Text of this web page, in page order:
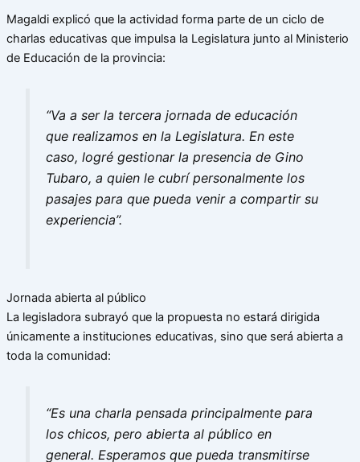
Magaldi explicó que la actividad forma parte de un ciclo de
charlas educativas que impulsa la Legislatura junto al Ministerio
de Educación de la provincia:
“Va a ser la tercera jornada de educación
que realizamos en la Legislatura. En este
caso, logré gestionar la presencia de Gino
Tubaro, a quien le cubrí personalmente los
pasajes para que pueda venir a compartir su
experiencia”.
Jornada abierta al público
La legisladora subrayó que la propuesta no estará dirigida
únicamente a instituciones educativas, sino que será abierta a
toda la comunidad:
“Es una charla pensada principalmente para
los chicos, pero abierta al público en
general. Esperamos que pueda transmitirse